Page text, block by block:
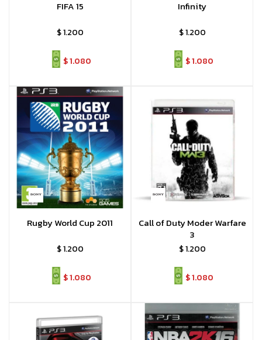
FIFA 15
$1.200
$1.080
Infinity
$1.200
$1.080
Rugby World Cup 2011
$1.200
$1.080
Call of Duty Moder Warfare
3
$1.200
$1.080